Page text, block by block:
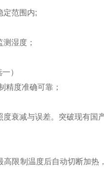
定范围内;
湿度；
）
精度准确可靠；
衰减与误差。突破现有国
限制温度后自动切断加热